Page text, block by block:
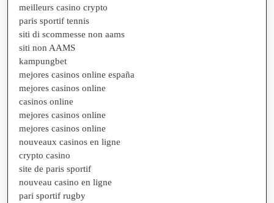
meilleurs casino crypto
paris sportif tennis
siti di scommesse non aams
siti non AAMS
kampungbet
mejores casinos online españa
mejores casinos online
casinos online
mejores casinos online
mejores casinos online
nouveaux casinos en ligne
crypto casino
site de paris sportif
nouveau casino en ligne
pari sportif rugby